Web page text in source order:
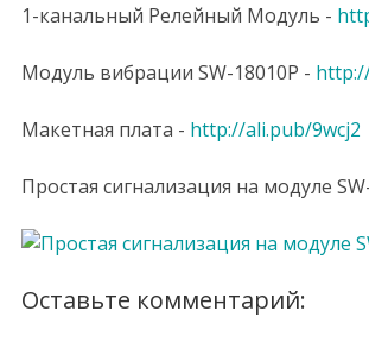
1-канальный Релейный Модуль -
Модуль вибрации SW-18010P -
Макетная плата - http://ali.pub/9wcj2
Простая cигнализация на модуле
Оставьте комментарий: